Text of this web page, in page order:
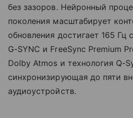
без зазоров. Нейронный
поколения масштабирует
обновления достигает 165 Гц
G-SYNC и FreeSync Premium
Dolby Atmos и технология Q-
синхронизирующая до пяти
аудиоустройств.